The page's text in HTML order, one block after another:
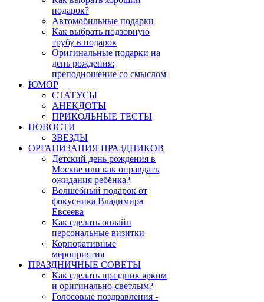
подарок?
Автомобильные подарки
Как выбрать подзорную
трубу в подарок
Оригинальные подарки на
день рождения:
преподношение со смыслом
ЮМОР
СТАТУСЫ
АНЕКДОТЫ
ПРИКОЛЬНЫЕ ТЕСТЫ
НОВОСТИ
ЗВЕЗДЫ
ОРГАНИЗАЦИЯ ПРАЗДНИКОВ
Детский день рождения в
Москве или как оправдать
ожидания ребёнка?
Волшебный подарок от
фокусника Владимира
Евсеева
Как сделать онлайн
персональные визитки
Корпоративные
мероприятия
ПРАЗДНИЧНЫЕ СОВЕТЫ
Как сделать праздник ярким
и оригинально-светлым?
Голосовые поздравления -